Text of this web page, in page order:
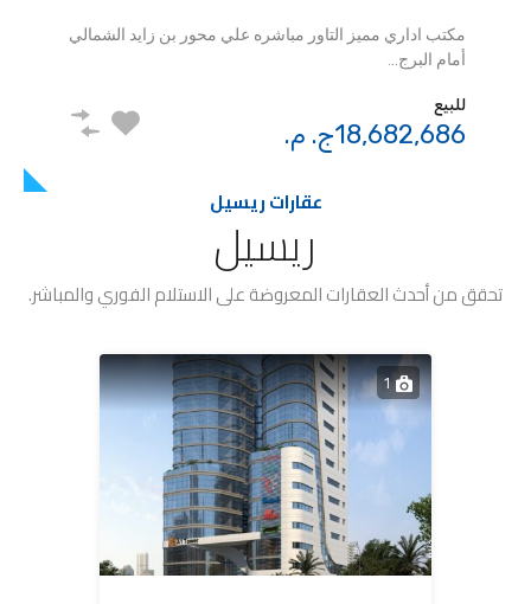
مكتب اداري مميز التاور مباشره علي محور بن زايد الشمالي
أمام البرج…
للبيع
18,682,686ج. م.
للبيع
4,284,000ج. م.
عقارات ريسيل
ريسيل
تحقق من أحدث العقارات المعروضة على الاستلام الفوري والمباشر.
1